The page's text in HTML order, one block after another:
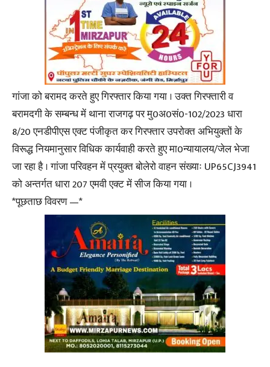
गांजा को बरामद करते हुए गिरफ्तार किया गया । उक्त गिरफ्तारी व
बरामदगी के सम्बन्ध में थाना राजगढ़ पर मु0अ0सं0-102/2023 धारा
8/20 एनडीपीएस एक्ट पंजीकृत कर गिरफ्तार उपरोक्त अभियुक्तों के
विरूद्ध नियमानुसार विधिक कार्यवाही करते हुए मा0न्यायालय/जेल भेजा
जा रहा है । गांजा परिवहन में प्रयुक्त बोलेरो वाहन संख्याः UP65CJ3941
को अन्तर्गत धारा 207 एमवी एक्ट में सीज किया गया ।
*पूछताछ विवरण —*